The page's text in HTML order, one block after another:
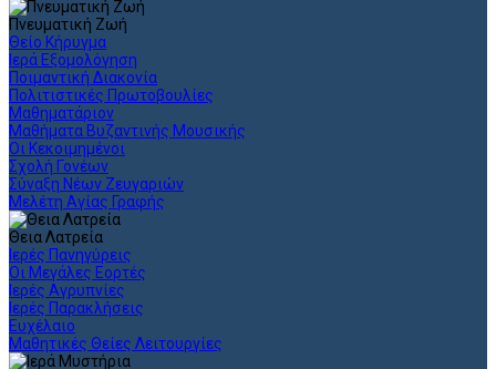
Πνευματική Ζωή
Θείο Κήρυγμα
Ιερά Εξομολόγηση
Ποιμαντική Διακονία
Πολιτιστικές Πρωτοβουλίες
Μαθηματάριον
Μαθήματα Βυζαντινής Μουσικής
Οι Κεκοιμημένοι
Σχολή Γονέων
Σύναξη Νέων Ζευγαριών
Μελέτη Αγίας Γραφής
Θεια Λατρεία
Ιερές Πανηγύρεις
Οι Μεγάλες Εορτές
Ιερές Αγρυπνίες
Ιερές Παρακλήσεις
Ευχέλαιο
Μαθητικές Θείες Λειτουργίες